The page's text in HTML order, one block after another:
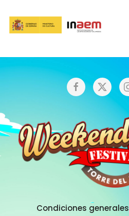
Condiciones generales